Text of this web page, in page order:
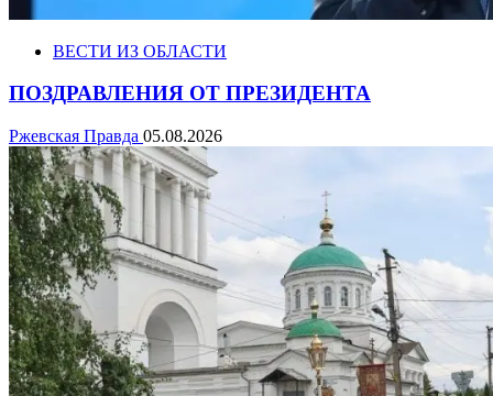
ВЕСТИ ИЗ ОБЛАСТИ
ПОЗДРАВЛЕНИЯ ОТ ПРЕЗИДЕНТА
Ржевская Правда 05.08.2026